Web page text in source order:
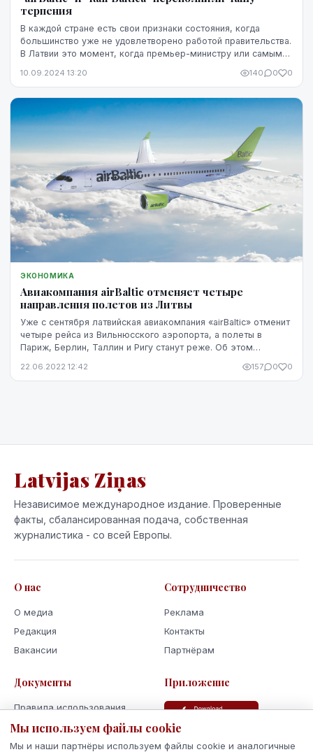
терпения
В каждой стране есть свои признаки состояния, когда
большинство уже не удовлетворено работой правительства.
В Латвии это момент, когда премьер-министру или самым
10.09.2024 13:20 140 0 0
ЭКОНОМИКА
Авиакомпания аirBaltic отменяет четыре
направления полетов из Литвы
Уже с сентября латвийская авиакомпания «аirBaltic» отменит
четыре рейса из Вильнюсского аэропорта, а полеты в
Париж, Берлин, Таллин и Ригу станут реже. Об этом
22.06.2022 12:42 157 0 0
Latvijas Ziņas
Независимое международное издание. Проверенные
факты, сбалансированная подача, собственная
журналистика - со всей Европы.
О нас
О медиа
Редакция
Вакансии
Сотрудничество
Реклама
Контакты
Партнёрам
Документы
Правила использования
Политика
Приложение
Мы используем файлы cookie
Мы и наши партнёры используем файлы cookie и аналогичные